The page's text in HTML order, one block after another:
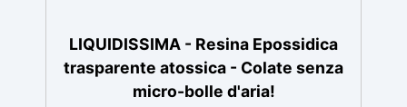
LIQUIDISSIMA - Resina Epossidica
trasparente atossica - Colate senza
micro-bolle d'aria!